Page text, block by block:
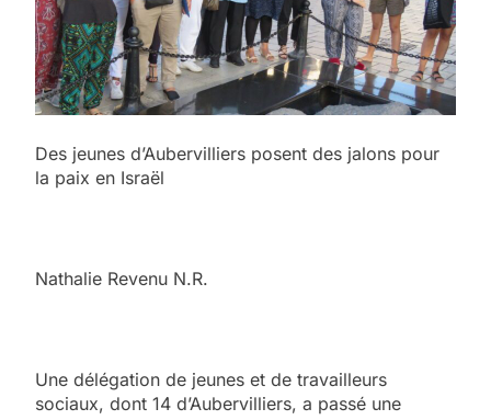
Des jeunes d’Aubervilliers posent des jalons pour
la paix en Israël
Nathalie Revenu N.R.
Une délégation de jeunes et de travailleurs
sociaux, dont 14 d’Aubervilliers, a passé une